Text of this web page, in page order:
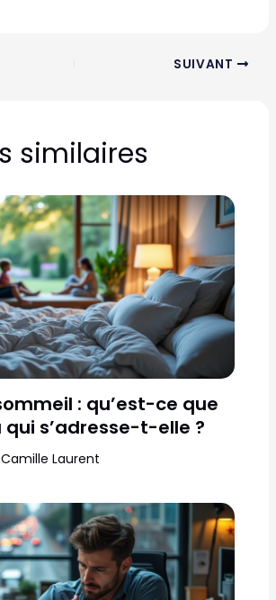
SUIVANT
similaires
: qu’est-ce que
qui s’adresse-t-elle ?
Camille Laurent